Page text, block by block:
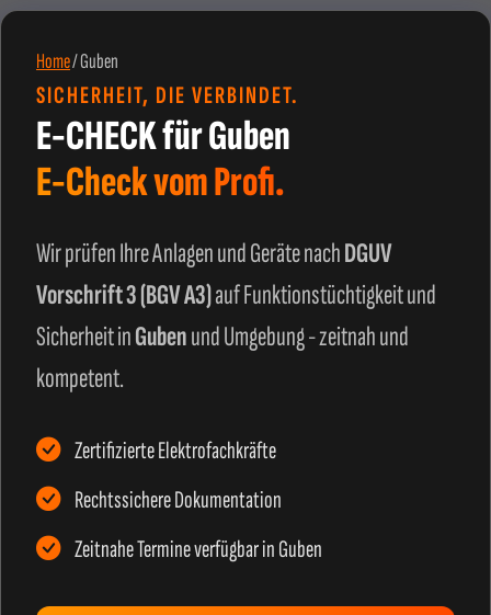
Home/Guben
SICHERHEIT, DIE VERBINDET.
E-CHECK für Guben
E-Check vom Profi.
Wir prüfen Ihre Anlagen und Geräte nachDGUV
Vorschrift 3 (BGV A3)auf Funktionstüchtigkeit und
Sicherheit inGubenund Umgebung - zeitnah und
kompetent.
Zertifizierte Elektrofachkräfte
Rechtssichere Dokumentation
Zeitnahe Termine verfügbar in Guben